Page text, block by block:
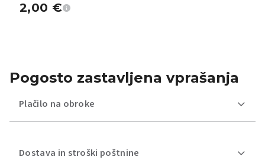
2,00 €
Pogosto zastavljena vprašanja
Plačilo na obroke
Dostava in stroški poštnine